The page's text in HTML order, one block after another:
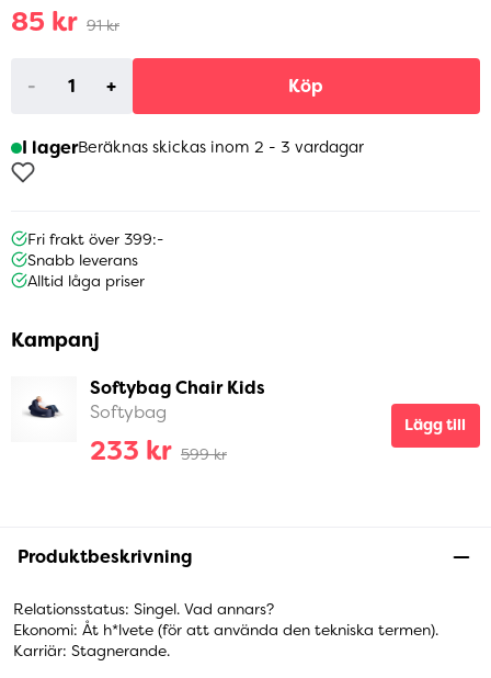
85 kr 91 kr
- + Köp
I lagerBeräknas skickas inom 2 - 3 vardagar
Fri frakt över 399:-
Snabb leverans
Alltid låga priser
Kampanj
Softybag Chair Kids
Softybag
233 kr 599 kr
Lägg till
Produktbeskrivning
Relationsstatus: Singel. Vad annars?
Ekonomi: Åt h*lvete (för att använda den tekniska termen).
Karriär: Stagnerande.